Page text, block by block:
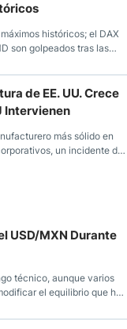
históricos; el DAX
son golpeados tras las
de los $80 con nuevas
estabilizarse frente al
tasas caen en EE. UU.
de EE. UU. Crece
Intervienen
más sólido en
un incidente de
del petróleo.
USD/MXN Durante
técnico, aunque varios
el equilibrio que ha